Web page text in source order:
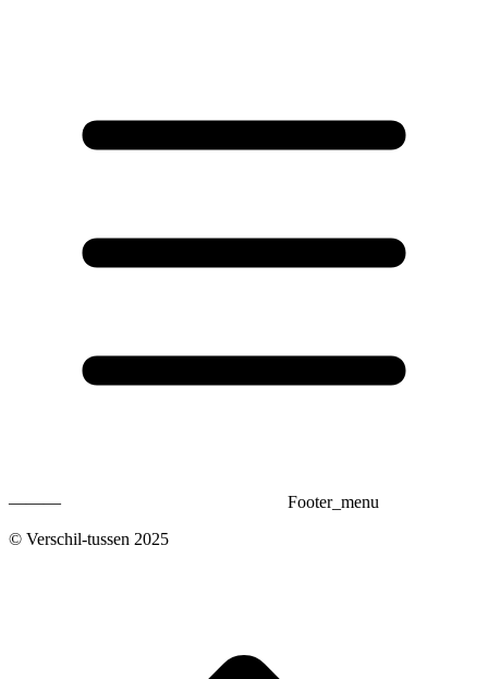
———
Footer_menu
© Verschil-tussen 2025